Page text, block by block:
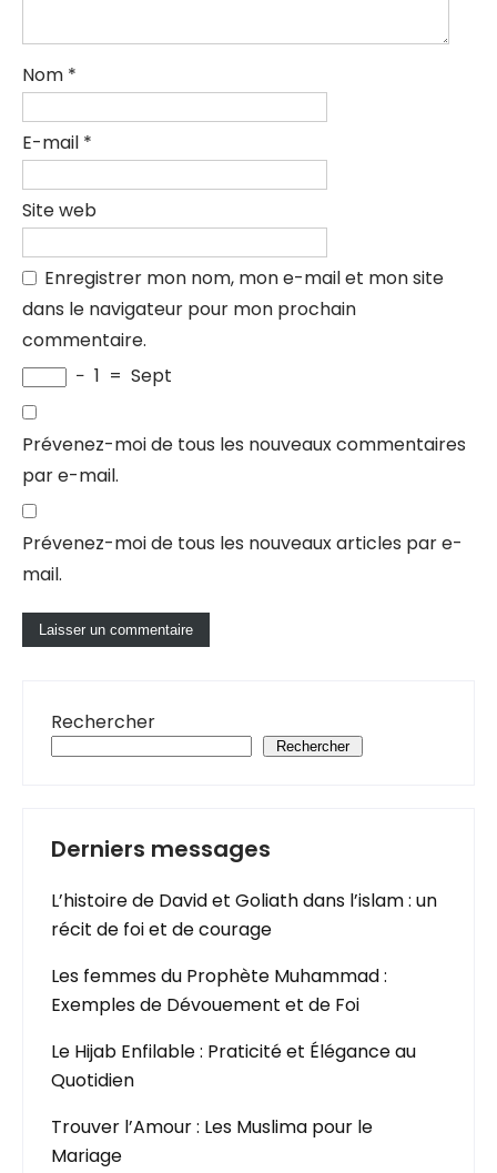
Nom *
E-mail *
Site web
Enregistrer mon nom, mon e-mail et mon site
dans le navigateur pour mon prochain
commentaire.
− 1 = Sept
Prévenez-moi de tous les nouveaux commentaires
par e-mail.
Prévenez-moi de tous les nouveaux articles par e-
mail.
Rechercher
Rechercher
Derniers messages
L’histoire de David et Goliath dans l’islam : un
récit de foi et de courage
Les femmes du Prophète Muhammad :
Exemples de Dévouement et de Foi
Le Hijab Enfilable : Praticité et Élégance au
Quotidien
Trouver l’Amour : Les Muslima pour le
Mariage